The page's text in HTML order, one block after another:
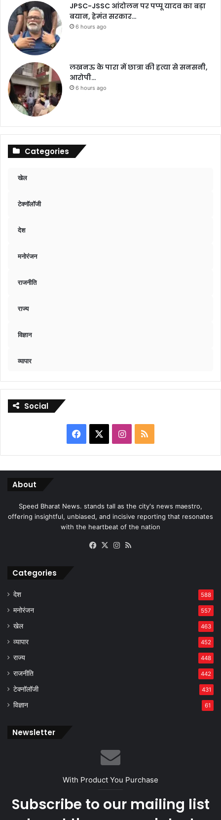
JPSC-JSSC आंदोलन पर पप्पू यादव का बड़ा
बयान, हेमंत सरकार…
6 hours ago
लखनऊ के पारा में छात्रा की हत्या से सनसनी,
आरोपी…
6 hours ago
Categories
खेल
टेक्नॉलॉजी
देश
मनोरंजन
राजनीति
राज्य
विज्ञान
व्यापार
Social
Facebook Instagram
RSS
About
Speed Bharat News. stands tall as the city's news maestro,
offering insightful, unbiased, and incisive reporting that resonates
with the heartbeat of the nation
Facebook
X Instagram
Categories
देश 588
मनोरंजन 557
खेल 463
व्यापार 452
राज्य 448
राजनीति 442
टेक्नॉलॉजी 431
विज्ञान 61
Newsletter
With Product You Purchase
Subscribe to our mailing list